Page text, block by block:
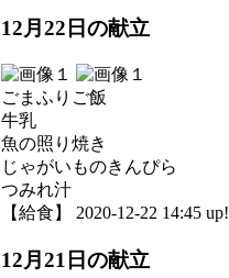
12月22日の献立
ごまふりご飯
牛乳
魚の照り焼き
じゃがいものきんぴら
つみれ汁
【給食】 2020-12-22 14:45 up!
12月21日の献立